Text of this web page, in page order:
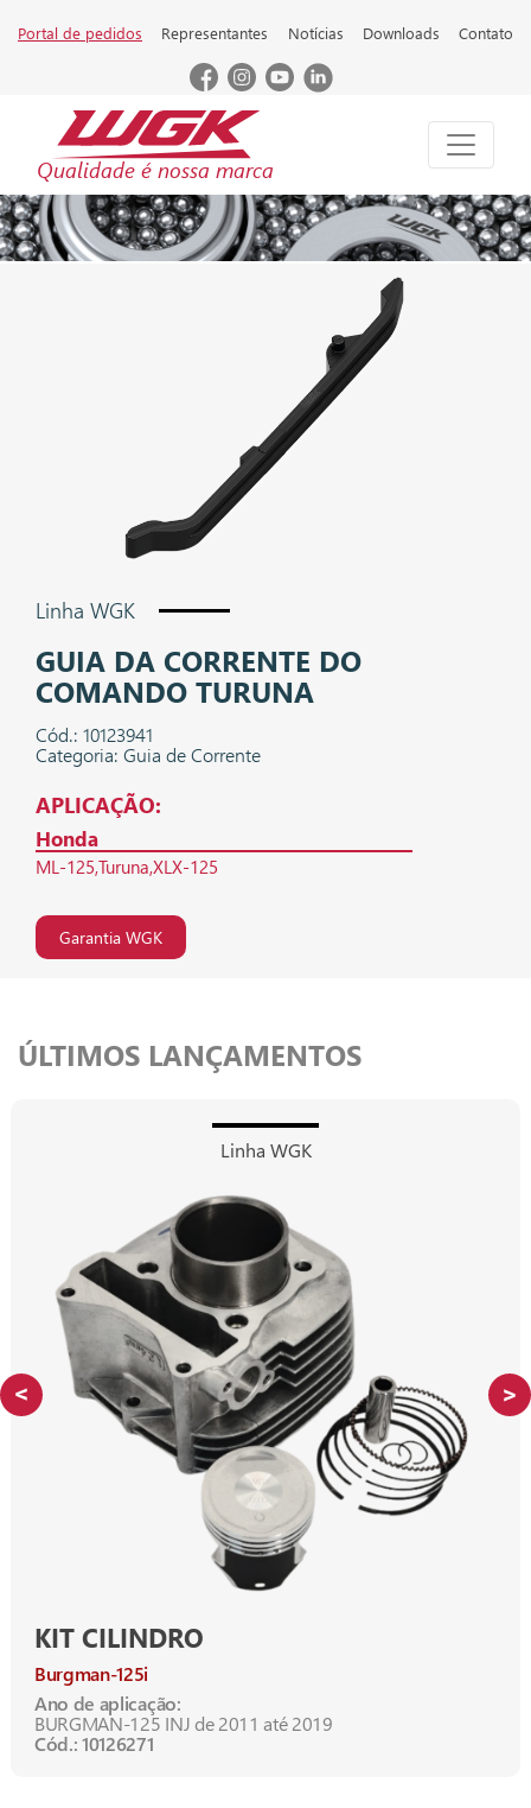
Portal de pedidos Representantes Notícias Downloads Contato
Qualidade é nossa marca
Linha WGK
GUIA DA CORRENTE DO
COMANDO TURUNA
Cód.: 10123941
Categoria: Guia de Corrente
APLICAÇÃO:
Honda
ML-125 Turuna XLX-125
Garantia WGK
ÚLTIMOS LANÇAMENTOS
Linha WGK
KIT CILINDRO
Burgman-125i
Ano de aplicação:
BURGMAN-125 INJ de 2011 até 2019
Cód.: 10126271